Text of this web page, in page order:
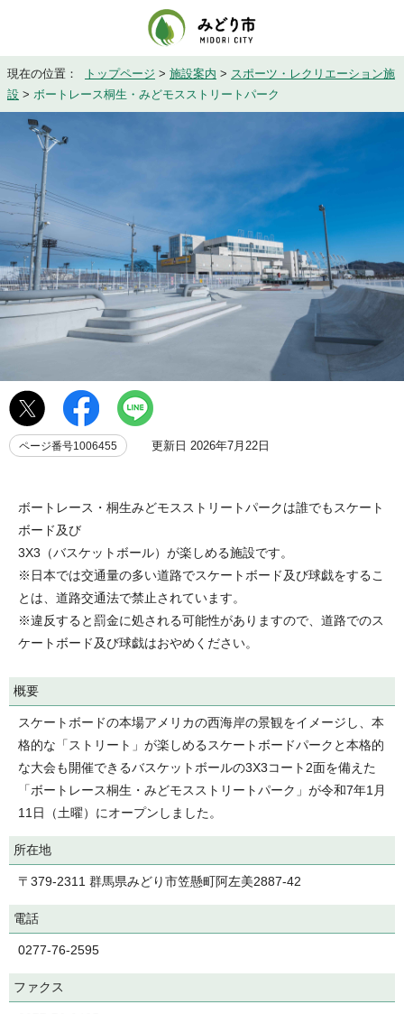
現在の位置： トップページ > 施設案内 > スポーツ・レクリエーション施
設 > ボートレース桐生・みどモスストリートパーク
ページ番号1006455 更新日 2026年7月22日
ボートレース・桐生みどモスストリートパークは誰でもスケート
ボード及び
3X3（バスケットボール）が楽しめる施設です。
※日本では交通量の多い道路でスケートボード及び球戯をするこ
とは、道路交通法で禁止されています。
※違反すると罰金に処される可能性がありますので、道路でのス
ケートボード及び球戯はおやめください。
概要
スケートボードの本場アメリカの西海岸の景観をイメージし、本
格的な「ストリート」が楽しめるスケートボードパークと本格的
な大会も開催できるバスケットボールの3X3コート2面を備えた
「ボートレース桐生・みどモスストリートパーク」が令和7年1月
11日（土曜）にオープンしました。
所在地
〒379-2311 群馬県みどり市笠懸町阿左美2887-42
電話
0277-76-2595
ファクス